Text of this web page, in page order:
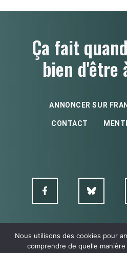
Ça fait
bien d'être
ANNONCER SUR
CONTACT
© FSO
Nous utilisons des cookies pour
comprendre de quelle